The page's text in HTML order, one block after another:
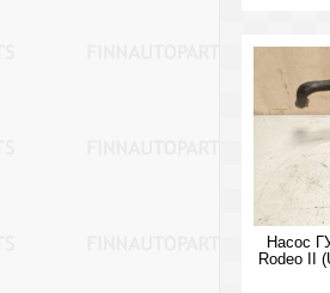
Насос
Rodeo II